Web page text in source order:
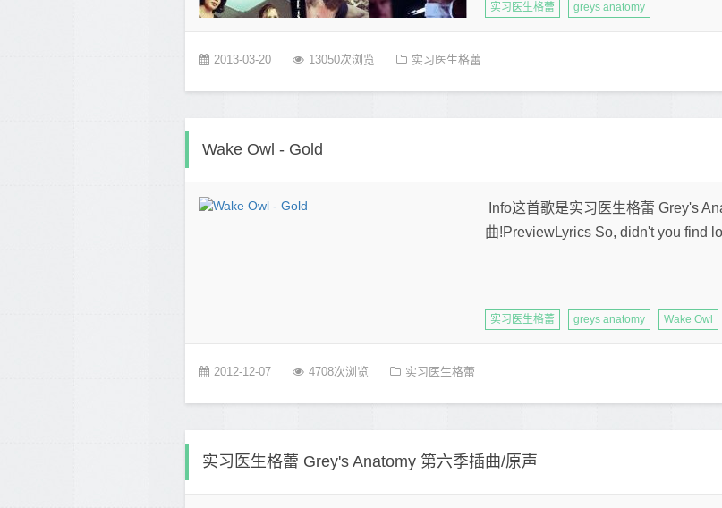
实习医生格蕾 greys anatomy
2013-03-20 13050次浏览 实习医生格蕾
Wake Owl - Gold
Info这首歌是实习医生格蕾 Grey's
曲!PreviewLyrics So, didn't you find
实习医生格蕾 greys anatomy Wake Owl
2012-12-07 4708次浏览 实习医生格蕾
实习医生格蕾 Grey's Anatomy 第六季插曲/原声